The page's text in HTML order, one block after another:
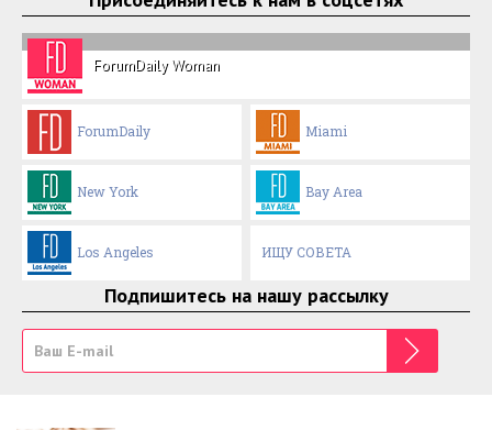
ForumDaily Woman
ForumDaily Miami
New York Bay Area
Los Angeles ИЩУ СОВЕТА
Подпишитесь на нашу рассылку